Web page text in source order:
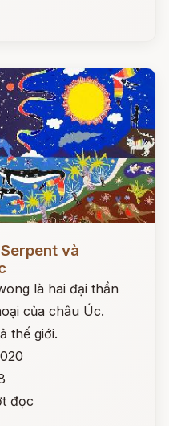
và
là hai đại thần
của châu Úc.
thế giới.
đọc